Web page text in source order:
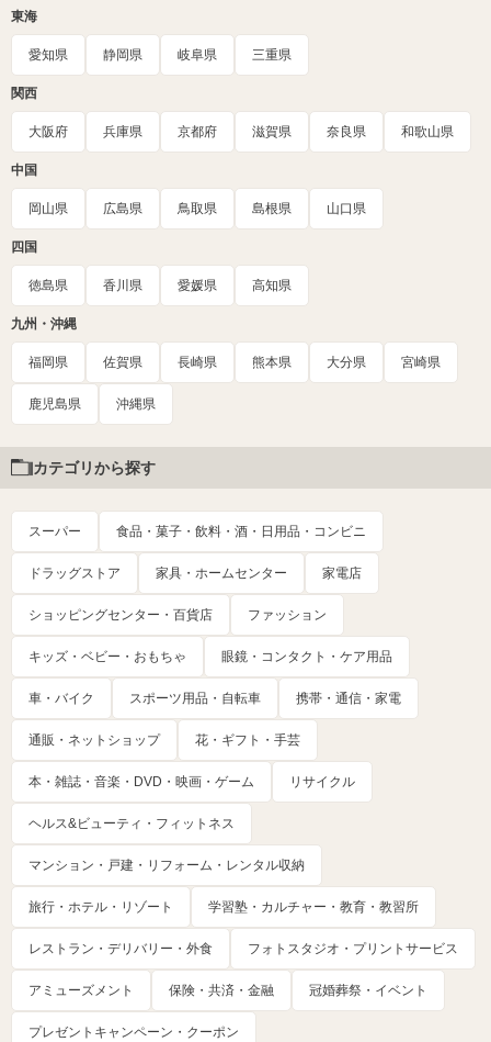
東海
愛知県 静岡県 岐阜県 三重県
関西
大阪府 兵庫県 京都府 滋賀県 奈良県 和歌山県
中国
岡山県 広島県 鳥取県 島根県 山口県
四国
徳島県 香川県 愛媛県 高知県
九州・沖縄
福岡県 佐賀県 長崎県 熊本県 大分県 宮崎県
鹿児島県 沖縄県
カテゴリから探す
スーパー 食品・菓子・飲料・酒・日用品・コンビニ
ドラッグストア 家具・ホームセンター 家電店
ショッピングセンター・百貨店 ファッション
キッズ・ベビー・おもちゃ 眼鏡・コンタクト・ケア用品
車・バイク スポーツ用品・自転車 携帯・通信・家電
通販・ネットショップ 花・ギフト・手芸
本・雑誌・音楽・DVD・映画・ゲーム リサイクル
ヘルス&ビューティ・フィットネス
マンション・戸建・リフォーム・レンタル収納
旅行・ホテル・リゾート 学習塾・カルチャー・教育・教習所
レストラン・デリバリー・外食 フォトスタジオ・プリントサービス
アミューズメント 保険・共済・金融 冠婚葬祭・イベント
プレゼントキャンペーン・クーポン